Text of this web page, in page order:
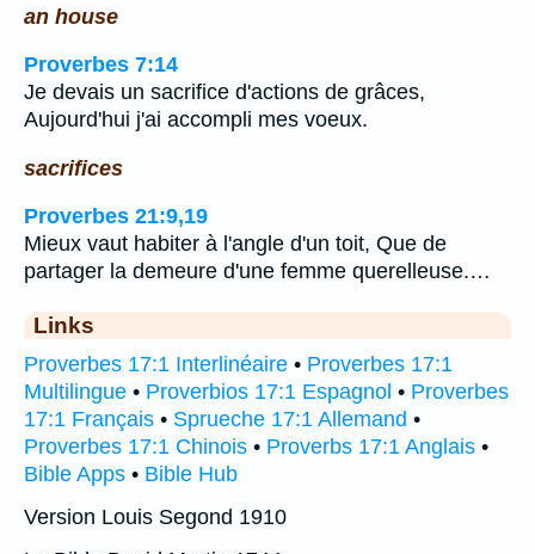
an house
Proverbes 7:14
Je devais un sacrifice d'actions de grâces,
Aujourd'hui j'ai accompli mes voeux.
sacrifices
Proverbes 21:9,19
Mieux vaut habiter à l'angle d'un toit, Que de
partager la demeure d'une femme querelleuse.…
Links
Proverbes 17:1 Interlinéaire • Proverbes 17:1
Multilingue • Proverbios 17:1 Espagnol • Proverbes
17:1 Français • Sprueche 17:1 Allemand •
Proverbes 17:1 Chinois • Proverbs 17:1 Anglais •
Bible Apps • Bible Hub
Version Louis Segond 1910